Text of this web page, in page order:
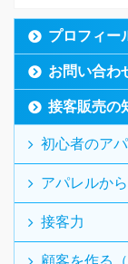
プロフィー
お問い合わ
接客販売の
初心者のア
アパレルか
接客力